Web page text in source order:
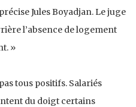
Jules Boyadjan. Le juge
l’absence de logement
»
tous positifs. Salariés
du doigt certains